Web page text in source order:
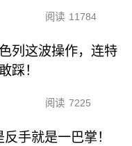
阅读 11784
列这波操作，连特
踩！
阅读 7225
手就是一巴掌！